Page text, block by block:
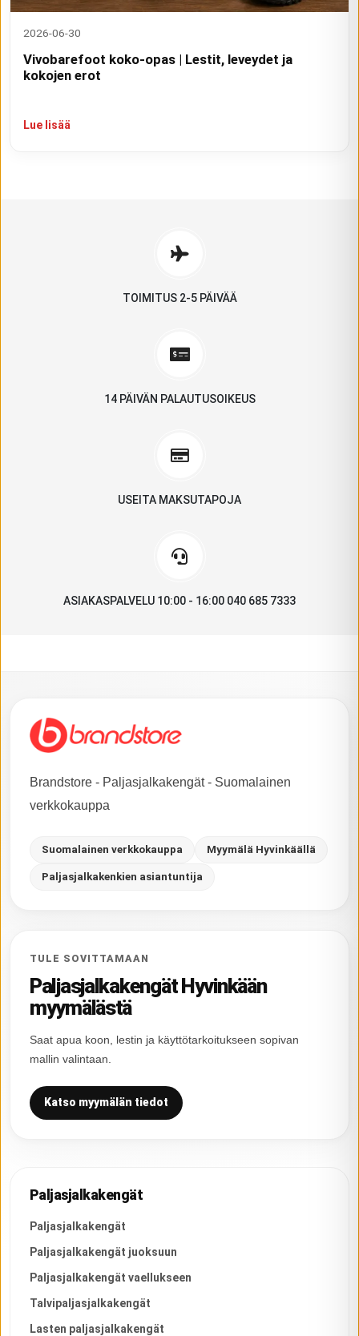
2026-06-30
Vivobarefoot koko-opas | Lestit, leveydet ja
kokojen erot
Lue lisää
TOIMITUS 2-5 PÄIVÄÄ
14 PÄIVÄN PALAUTUSOIKEUS
USEITA MAKSUTAPOJA
ASIAKASPALVELU 10:00 - 16:00 040 685 7333
Brandstore - Paljasjalkakengät - Suomalainen
verkkokauppa
Suomalainen verkkokauppa Myymälä Hyvinkäällä
Paljasjalkakenkien asiantuntija
TULE SOVITTAMAAN
Paljasjalkakengät Hyvinkään
myymälästä
Saat apua koon, lestin ja käyttötarkoitukseen sopivan
mallin valintaan.
Katso myymälän tiedot
Paljasjalkakengät
Paljasjalkakengät
Paljasjalkakengät juoksuun
Paljasjalkakengät vaellukseen
Talvipaljasjalkakengät
Lasten paljasjalkakengät